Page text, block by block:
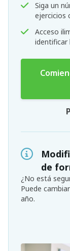
Siga un
ejercicios
Acceso
identificar
de
¿No está
Puede
año.